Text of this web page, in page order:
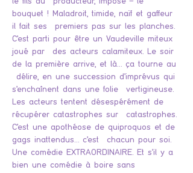
bouquet ! Maladroit, timide, naïf et gaffeur
il fait ses  premiers pas sur les planches.
C’est parti pour être un Vaudeville miteux
joué par  des acteurs calamiteux. Le soir
de la première arrive, et là… ça tourne au
délire, en une succession d’imprévus qui
s’enchaînent dans une folie  vertigineuse.
Les acteurs tentent désespérément de
récupérer catastrophes sur  catastrophes.
C’est une apothéose de quiproquos et de
gags inattendus… c’est  chacun pour soi.
Une comédie EXTRAORDINAIRE. Et s'il y a
bien une comédie à boire sans